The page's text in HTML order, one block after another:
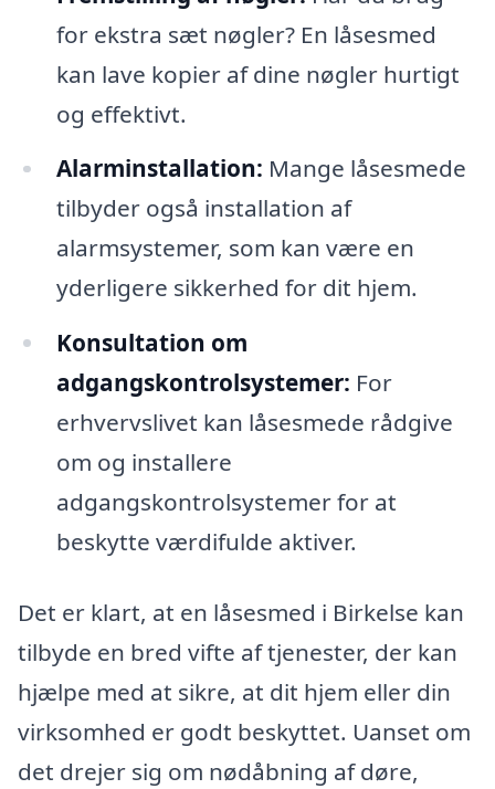
for ekstra sæt nøgler? En låsesmed
kan lave kopier af dine nøgler hurtigt
og effektivt.
Alarminstallation: Mange låsesmede
tilbyder også installation af
alarmsystemer, som kan være en
yderligere sikkerhed for dit hjem.
Konsultation om
adgangskontrolsystemer: For
erhvervslivet kan låsesmede rådgive
om og installere
adgangskontrolsystemer for at
beskytte værdifulde aktiver.
Det er klart, at en låsesmed i Birkelse kan
tilbyde en bred vifte af tjenester, der kan
hjælpe med at sikre, at dit hjem eller din
virksomhed er godt beskyttet. Uanset om
det drejer sig om nødåbning af døre,